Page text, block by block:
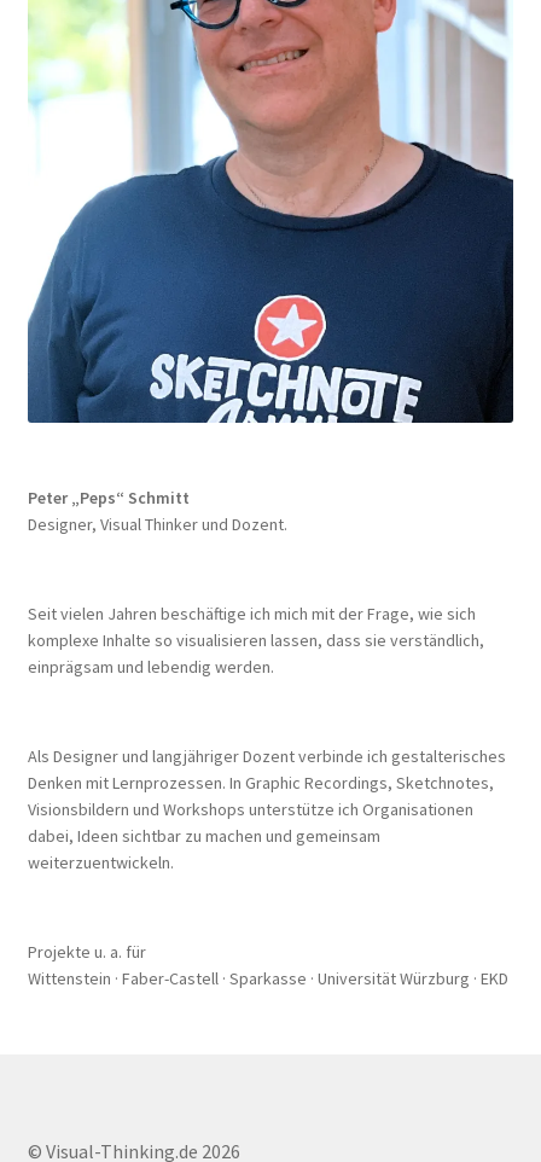
Peter „Peps“ Schmitt
Designer, Visual Thinker und Dozent.
Seit vielen Jahren beschäftige ich mich mit der Frage, wie sich
komplexe Inhalte so visualisieren lassen, dass sie verständlich,
einprägsam und lebendig werden.
Als Designer und langjähriger Dozent verbinde ich gestalterisches
Denken mit Lernprozessen. In Graphic Recordings, Sketchnotes,
Visionsbildern und Workshops unterstütze ich Organisationen
dabei, Ideen sichtbar zu machen und gemeinsam
weiterzuentwickeln.
Projekte u. a. für
Wittenstein · Faber-Castell · Sparkasse · Universität Würzburg · EKD
© Visual-Thinking.de 2026